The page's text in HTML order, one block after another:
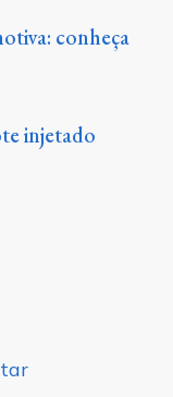
conheça
injetado